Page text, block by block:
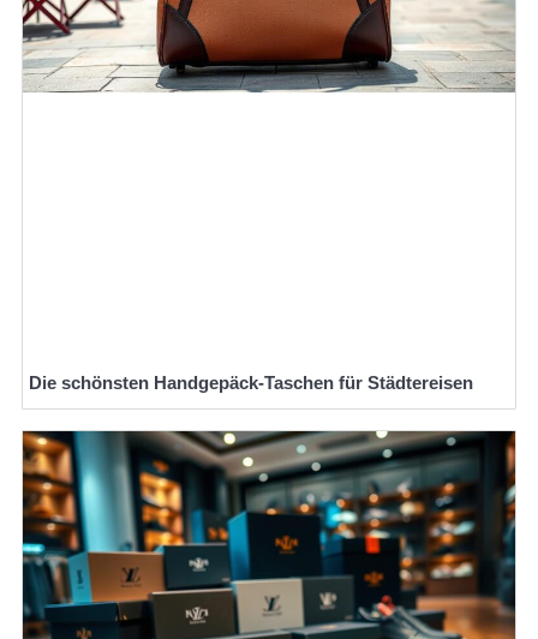
Die schönsten Handgepäck-Taschen für Städtereisen